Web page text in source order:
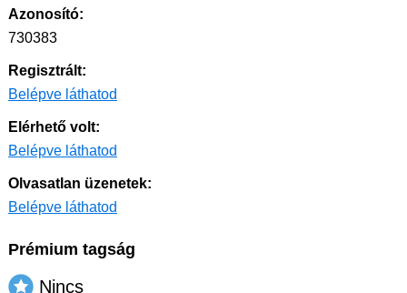
Azonosító:
730383
Regisztrált:
Belépve láthatod
Elérhető volt:
Belépve láthatod
Olvasatlan üzenetek:
Belépve láthatod
Prémium tagság
Nincs